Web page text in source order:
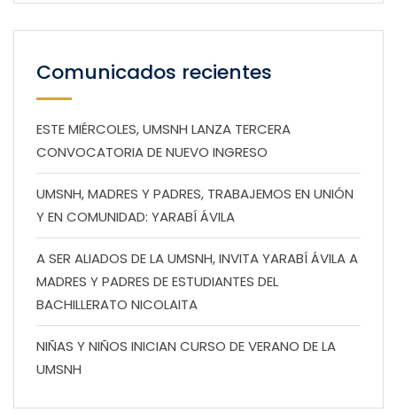
Comunicados recientes
ESTE MIÉRCOLES, UMSNH LANZA TERCERA
CONVOCATORIA DE NUEVO INGRESO
UMSNH, MADRES Y PADRES, TRABAJEMOS EN UNIÓN
Y EN COMUNIDAD: YARABÍ ÁVILA
A SER ALIADOS DE LA UMSNH, INVITA YARABÍ ÁVILA A
MADRES Y PADRES DE ESTUDIANTES DEL
BACHILLERATO NICOLAITA
NIÑAS Y NIÑOS INICIAN CURSO DE VERANO DE LA
UMSNH